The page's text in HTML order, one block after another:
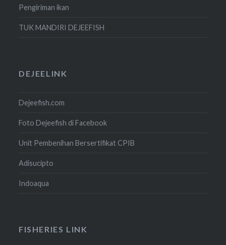
Pengiriman ikan
TUK MANDIRI DEJEEFISH
DEJEELINK
Dejeefish.com
Foto Dejeefish di Facebook
Unit Pembenihan Bersertifikat CPIB
Adisucipto
Indoaqua
FISHERIES LINK